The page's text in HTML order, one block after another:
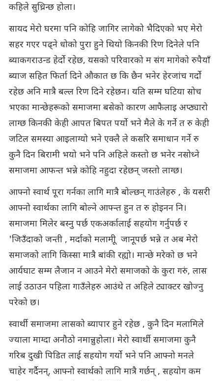
कहिले सुध्रिन्छ होला।
सायद मेरो घरमा पनि कोहि जागिर लागेको भैदिएको भए मेरो
सहर गएर पढ्ने धोको पुरा हुने थियो किनकी रिण दिनेले पनि
ब्याकगराउन्ड हेर्दो रहेछ, यसको परिवारको म संग मागेको रुपैयाँ
ब्याज सहित फिर्ता दिने औकात छ कि छैन भनेर हेरजांच गर्दो
रहेछ अनि मात्रै बल्ल रिण दिने रहेछन। यति सम्म घटिया सोच
भएका मान्छेहरूको समाजमा बसेको कारण आफैलाइ अप्ठ्यारो
लाग्छ किनकी केही आपत बिपत पर्यो भने मैले के गर्ने त रु केही
जटिल समस्या आइलाग्यो भने एक्लै ले कसरि समाधान गर्ने रु
कुनै दिन बिरामी भयो भने पनि अहिले कस्तो छ भनेर नसोध्ने
समाजमा आफन्त भन्ने कोहि नहुदा रहेछन् जस्तो लाग्छ।
आफ्नो स्वार्थ पूरा गर्नका लागि मात्रै बोल्छन् गाउंलेहरु , के यसरी
आफ्नो स्वार्थका लागि बोल्ने आफ्न्त हुन त रु होइनन नि।
समाजमा मिलेर बस्नु पर्छ एकअर्कालाई सहयोग गर्नुपर्छ र
'जिउँदाको जन्ती , मर्दाको मलामीू जानूपर्छ भन्ने त अब मेरो
समाजको लागि किस्सा मात्रै बांकी रह्यो। मान्छे मरेको छ भने
आर्यघाट सम्म लैजान न आउने मेरो समाजको के कुरा गरुं, लास
लाई उठाउन पहिला गाउँलेहरु आउंथे त अहिले ट्याक्टर खोज्नु
परेको छ।
स्वार्थी समाजमा लासको ब्यापार हुने रहेछ , कुनै दिन मलामिले
ज्याला माग्दा अनौठो नमान्नुहोला। मेरो स्वार्थी समाजमा कुनै
गरिब दुखी पिडित लाई सहयोग गर्यो भने पनि आफ्नो मनले
चाहेर गर्दैनन्, आफ्नो स्वार्थको लागि मात्रै गर्छन् , सहयोग कम